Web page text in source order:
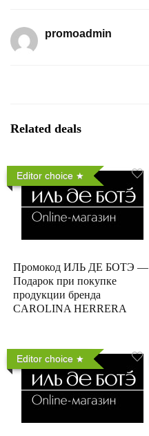
promoadmin
Related deals
Editor choice
Промокод ИЛЬ ДЕ БОТЭ —
Подарок при покупке
продукции бренда
CAROLINA HERRERA
Editor choice